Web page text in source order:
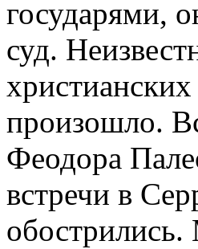
государями,
суд.
произошло.
Феодора
встречи в